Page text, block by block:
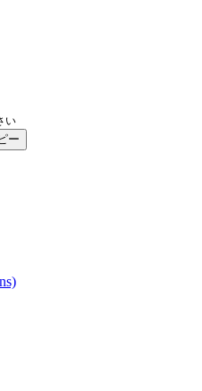
い
ー